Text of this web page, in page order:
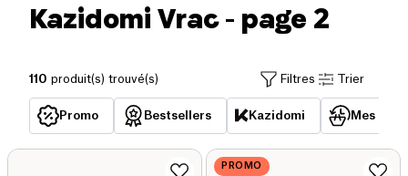
Kazidomi Vrac - page 2
110 produit(s) trouvé(s) Filtres Trier
Promo Bestsellers Kazidomi Mes
PROMO